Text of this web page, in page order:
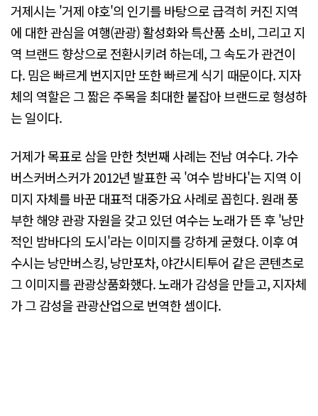
거제시는 '거제 야호'의 인기를 바탕으로 급격히 커진 지역
에 대한 관심을 여행(관광) 활성화와 특산품 소비, 그리고 지
역 브랜드 향상으로 전환시키려 하는데, 그 속도가 관건이
다. 밈은 빠르게 번지지만 또한 빠르게 식기 때문이다. 지자
체의 역할은 그 짧은 주목을 최대한 붙잡아 브랜드로 형성하
는 일이다.
거제가 목표로 삼을 만한 첫번째 사례는 전남 여수다. 가수
버스커버스커가 2012년 발표한 곡 '여수 밤바다'는 지역 이
미지 자체를 바꾼 대표적 대중가요 사례로 꼽힌다. 원래 풍
부한 해양 관광 자원을 갖고 있던 여수는 노래가 뜬 후 '낭만
적인 밤바다의 도시'라는 이미지를 강하게 굳혔다. 이후 여
수시는 낭만버스킹, 낭만포차, 야간시티투어 같은 콘텐츠로
그 이미지를 관광상품화했다. 노래가 감성을 만들고, 지자체
가 그 감성을 관광산업으로 번역한 셈이다.